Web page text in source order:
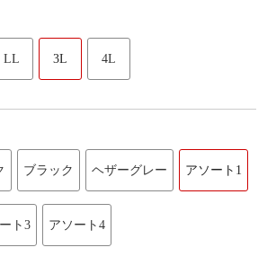
LL 3L 4L
ブラック ヘザーグレー アソート1
ト3 アソート4